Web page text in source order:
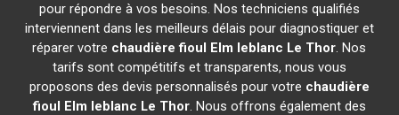
pour répondre à vos besoins. Nos techniciens qualifiés
interviennent dans les meilleurs délais pour diagnostiquer et
réparer votre chaudière fioul Elm leblanc Le Thor. Nos
tarifs sont compétitifs et transparents, nous vous
proposons des devis personnalisés pour votre chaudière
fioul Elm leblanc Le Thor. Nous offrons également des